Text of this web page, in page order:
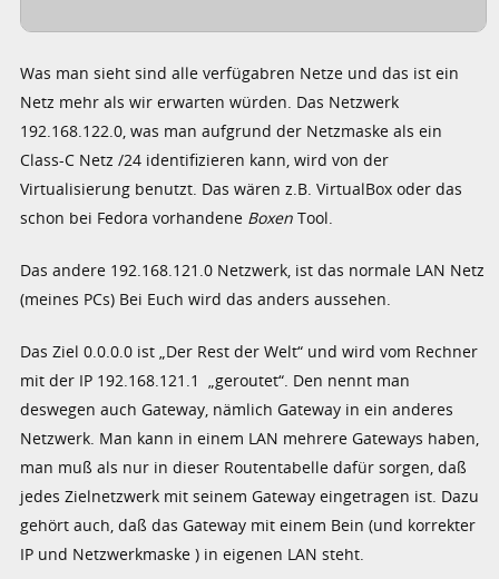
Was man sieht sind alle verfügabren Netze und das ist ein
Netz mehr als wir erwarten würden. Das Netzwerk
192.168.122.0, was man aufgrund der Netzmaske als ein
Class-C Netz /24 identifizieren kann, wird von der
Virtualisierung benutzt. Das wären z.B. VirtualBox oder das
schon bei Fedora vorhandene Boxen Tool.
Das andere 192.168.121.0 Netzwerk, ist das normale LAN Netz
(meines PCs) Bei Euch wird das anders aussehen.
Das Ziel 0.0.0.0 ist „Der Rest der Welt“ und wird vom Rechner
mit der IP 192.168.121.1 „geroutet“. Den nennt man
deswegen auch Gateway, nämlich Gateway in ein anderes
Netzwerk. Man kann in einem LAN mehrere Gateways haben,
man muß als nur in dieser Routentabelle dafür sorgen, daß
jedes Zielnetzwerk mit seinem Gateway eingetragen ist. Dazu
gehört auch, daß das Gateway mit einem Bein (und korrekter
IP und Netzwerkmaske ) in eigenen LAN steht.